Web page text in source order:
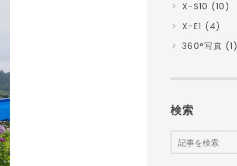
X-S10 (10)
X-E1 (4)
360°写真 (1)
検索